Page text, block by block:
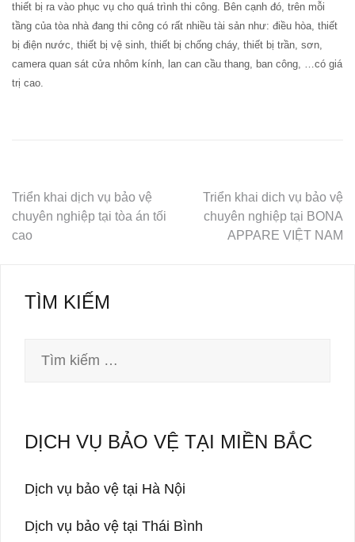
thiết bị ra vào phục vụ cho quá trình thi công. Bên cạnh đó, trên mỗi
tầng của tòa nhà đang thi công có rất nhiều tài sản như: điều hòa, thiết
bị điện nước, thiết bị vệ sinh, thiết bị chống cháy, thiết bị trần, sơn,
camera quan sát cửa nhôm kính, lan can cầu thang, ban công, …có giá
trị cao.
Điều
viết
Triển khai dịch vụ bảo vệ
chuyên nghiệp tại tòa án tối
cao
Triển khai dich vụ bảo vệ
chuyên nghiệp tại BONA
APPARE VIỆT NAM
TÌM KIẾM
kiếm
DỊCH VỤ BẢO VỆ TẠI MIỀN BẮC
Dịch vụ bảo vệ tại Hà Nội
Dịch vụ bảo vệ tại Thái Bình